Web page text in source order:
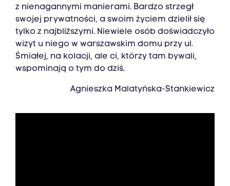
z nienagannymi manierami. Bardzo strzegł
swojej prywatności, a swoim życiem dzielił się
tylko z najbliższymi. Niewiele osób doświadczyło
wizyt u niego w warszawskim domu przy ul.
Śmiałej, na kolacji, ale ci, którzy tam bywali,
wspominają o tym do dziś.
Agnieszka Malatyńska-Stankiewicz